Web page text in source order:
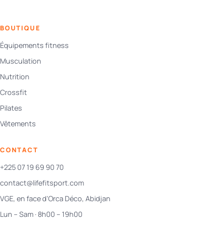
BOUTIQUE
Équipements fitness
Musculation
Nutrition
Crossfit
Pilates
Vêtements
CONTACT
+225 07 19 69 90 70
contact@lifefitsport.com
VGE, en face d'Orca Déco, Abidjan
Lun – Sam · 8h00 – 19h00